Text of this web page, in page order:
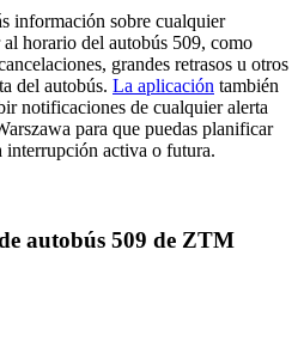
información sobre cualquier
horario del autobús 509, como
grandes retrasos u otros
del autobús. La aplicación también
notificaciones de cualquier alerta
para que puedas planificar
interrupción activa o futura.
autobús 509 de ZTM